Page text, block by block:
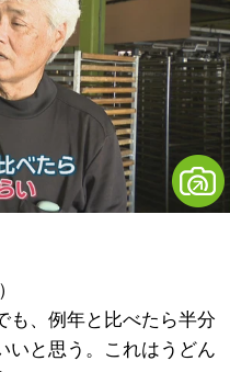
も、例年と比べたら半分
いと思う。これはうどん